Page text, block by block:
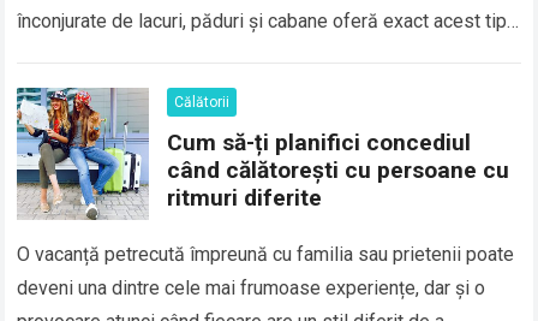
înconjurate de lacuri, păduri și cabane oferă exact acest tip
Călătorii
Cum să-ți planifici concediul
când călătorești cu persoane cu
ritmuri diferite
O vacanță petrecută împreună cu familia sau prietenii poate
deveni una dintre cele mai frumoase experiențe, dar și o